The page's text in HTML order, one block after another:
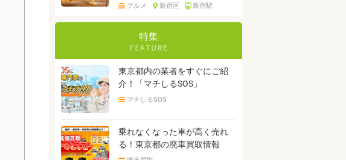
グルメ 新宿区 新宿駅
特集
東京都内の業者をすぐにご紹
介！「マチしるSOS」
マチしるSOS
乗れなくなった車が高く売れ
る！東京都の廃車買取情報